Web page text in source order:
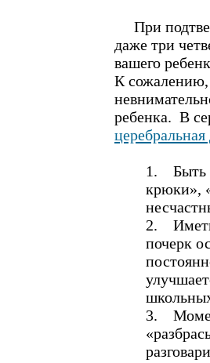
При
даже три
вашего
К сожалению,
ребенка. В
1. Быть
крюки»,
2. Иметь
почерк
3.